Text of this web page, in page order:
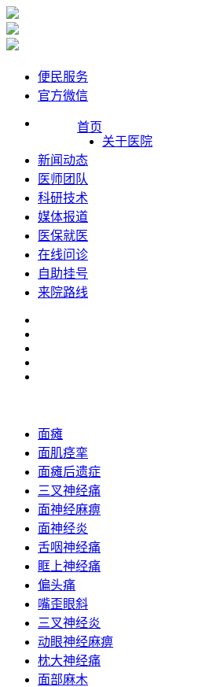
便民服务
官方微信
首页
关于医院
新闻动态
医师团队
科研技术
媒体报道
医保就医
在线问诊
自助挂号
来院路线
面瘫
面肌痉挛
面瘫后遗症
三叉神经痛
面神经麻痹
面神经炎
舌咽神经痛
眶上神经痛
偏头痛
嘴歪眼斜
三叉神经炎
动眼神经麻痹
枕大神经痛
面部麻木